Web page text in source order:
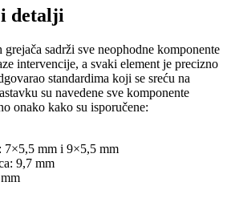
detalji
grejača sadrži sve neophodne komponente
intervencije, a svaki element je precizno
standardima koji se sreću na
su navedene sve komponente
onako kako su isporučene:
7×5,5 mm i 9×5,5 mm
9,7 mm